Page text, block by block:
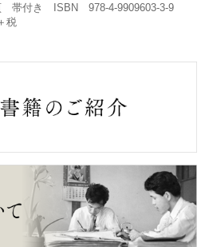
帯付き ISBN 978-4-9909603-3-9
税